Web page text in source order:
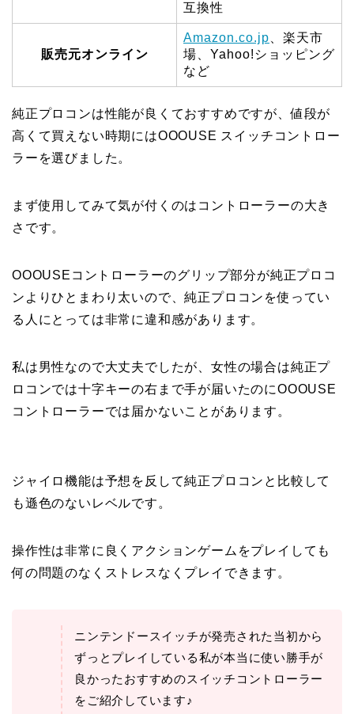
互換性
販売元オンライン
Amazon.co.jp 、楽天市
場、Yahoo!ショッピング
など
純正プロコンは性能が良くておすすめですが、値段が
高くて買えない時期にはOOOUSE スイッチコントロー
ラーを選びました。
まず使用してみて気が付くのはコントローラーの大き
さです。
OOOUSEコントローラーのグリップ部分が純正プロコ
ンよりひとまわり太いので、純正プロコンを使ってい
る人にとっては非常に違和感があります。
私は男性なので大丈夫でしたが、女性の場合は純正プ
ロコンでは十字キーの右まで手が届いたのにOOOUSE
コントローラーでは届かないことがあります。
ジャイロ機能は予想を反して純正プロコンと比較して
も遜色のないレベルです。
操作性は非常に良くアクションゲームをプレイしても
何の問題のなくストレスなくプレイできます。
ニンテンドースイッチが発売された当初から
ずっとプレイしている私が本当に使い勝手が
良かったおすすめのスイッチコントローラー
をご紹介しています♪